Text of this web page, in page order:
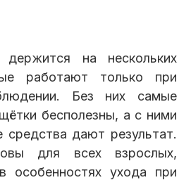
держится на нескольких
работают только при
Без них самые
бесполезны, а с ними
дают результат.
для всех взрослых,
особенностях ухода при